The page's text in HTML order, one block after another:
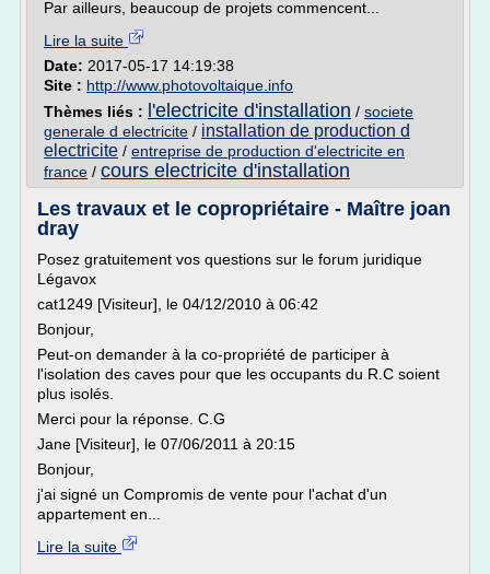
Par ailleurs, beaucoup de projets commencent...
Lire la suite
Date: 2017-05-17 14:19:38
Site : http://www.photovoltaique.info
Thèmes liés :
l'electricite d'installation / societe
generale d electricite / installation de production d
electricite / entreprise de production d'electricite en
france / cours electricite d'installation
Les travaux et le copropriétaire - Maître joan
dray
Posez gratuitement vos questions sur le forum juridique
Légavox
cat1249 [Visiteur], le 04/12/2010 à 06:42
Bonjour,
Peut-on demander à la co-propriété de participer à
l'isolation des caves pour que les occupants du R.C soient
plus isolés.
Merci pour la réponse. C.G
Jane [Visiteur], le 07/06/2011 à 20:15
Bonjour,
j'ai signé un Compromis de vente pour l'achat d'un
appartement en...
Lire la suite